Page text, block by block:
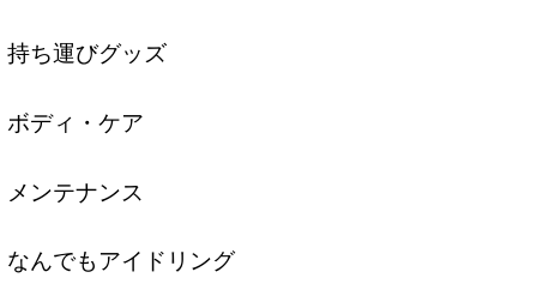
持ち運びグッズ
ボディ・ケア
メンテナンス
なんでもアイドリング